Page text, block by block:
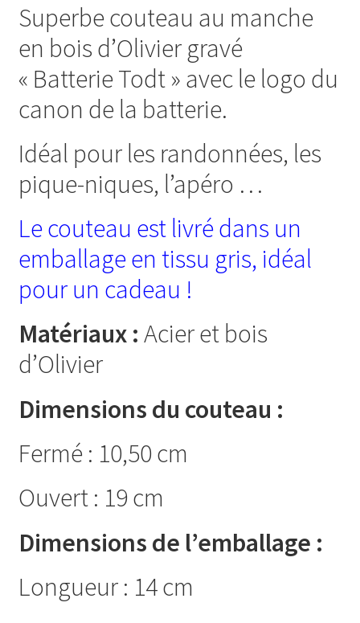
Superbe couteau au manche
en bois d’Olivier gravé
« Batterie Todt » avec le logo du
canon de la batterie.
Idéal pour les randonnées, les
pique-niques, l’apéro …
Le couteau est livré dans un
emballage en tissu gris, idéal
pour un cadeau !
Matériaux : Acier et bois
d’Olivier
Dimensions du couteau :
Fermé : 10,50 cm
Ouvert : 19 cm
Dimensions de l’emballage :
Longueur : 14 cm